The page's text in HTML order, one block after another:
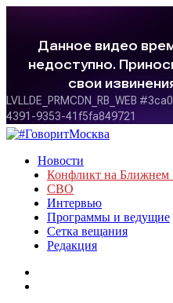
Новости
Конфликт на Ближнем
СВО
Интервью
Программы и ведущие
Сетка вещания
Редакция